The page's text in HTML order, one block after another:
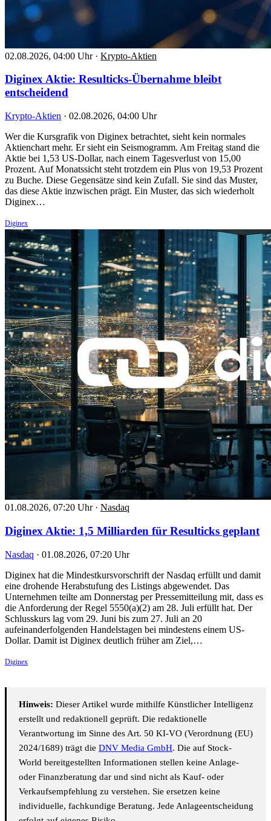
02.08.2026, 04:00 Uhr · Krypto-Aktien
Diginex Aktie: Resulticks-Übernahme bleibt
entscheidend
Krypto-Aktien · 02.08.2026, 04:00 Uhr
Wer die Kursgrafik von Diginex betrachtet, sieht kein normales
Aktienchart mehr. Er sieht ein Seismogramm. Am Freitag stand die
Aktie bei 1,53 US-Dollar, nach einem Tagesverlust von 15,00
Prozent. Auf Monatssicht steht trotzdem ein Plus von 19,53 Prozent
zu Buche. Diese Gegensätze sind kein Zufall. Sie sind das Muster,
das diese Aktie inzwischen prägt. Ein Muster, das sich wiederholt
Diginex…
Diginex
01.08.2026, 07:20 Uhr · Nasdaq
Diginex Aktie: 1,5 Milliarden für Resulticks geplant
Nasdaq · 01.08.2026, 07:20 Uhr
Diginex hat die Mindestkursvorschrift der Nasdaq erfüllt und damit
eine drohende Herabstufung des Listings abgewendet. Das
Unternehmen teilte am Donnerstag per Pressemitteilung mit, dass es
die Anforderung der Regel 5550(a)(2) am 28. Juli erfüllt hat. Der
Schlusskurs lag vom 29. Juni bis zum 27. Juli an 20
aufeinanderfolgenden Handelstagen bei mindestens einem US-
Dollar. Damit ist Diginex deutlich früher am Ziel,…
Diginex
Hinweis: Dieser Artikel wurde mithilfe Künstlicher Intelligenz
erstellt und redaktionell geprüft. Die redaktionelle
Verantwortung im Sinne des Art. 50 KI-VO (Verordnung (EU)
2024/1689) trägt die DNV Media GmbH. Die auf Stock-
World bereitgestellten Informationen stellen keine Anlage-
oder Finanzberatung dar und sind nicht als Kauf- oder
Verkaufsempfehlung zu verstehen. Sie ersetzen keine
individuelle, fachkundige Beratung. Jede Anlageentscheidung